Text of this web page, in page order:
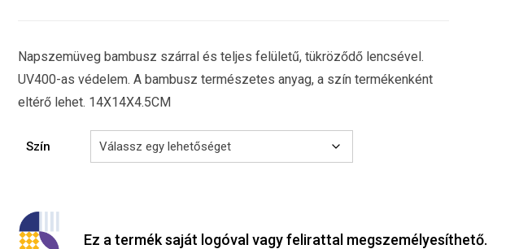
Napszemüveg bambusz szárral és teljes felületű, tükröződő lencsével.
UV400-as védelem. A bambusz természetes anyag, a szín termékenként
eltérő lehet. 14X14X4.5CM
Szín
Ez a termék saját logóval vagy felirattal megszemélyesíthető.